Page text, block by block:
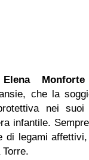
Elena
che la
nei
infantile.
di legami